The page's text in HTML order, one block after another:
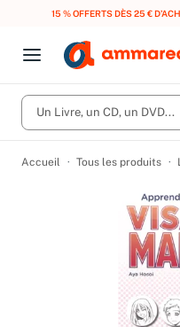
15 % OFFERTS DÈS 25 €
Open menu
Fermer le
CD d'occasion
DVD d'occasion
Vinyles d'occasion
Meilleures ventes
Vous n'avez pas
Activez les notifications
qu'il
Un Livre, un CD, un DVD...
Accueil Tous les produits